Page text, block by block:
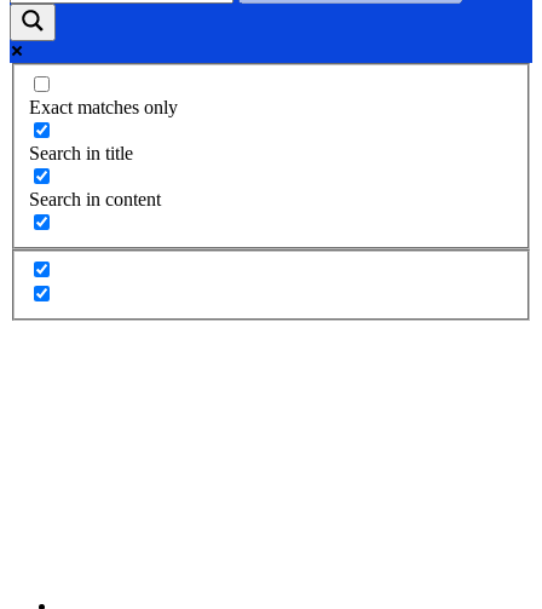
Exact matches only
Search in title
Search in content